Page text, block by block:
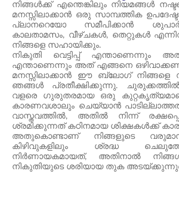
നിങ്ങൾക്ക് എന്തെങ്കിലും നിയമങ്ങൾ
മനസ്സിലാക്കാൻ ഒരു സാമ്പത്തിക
പ്ലാനറെയോ സമീപിക്കാൻ
കാലതാമസം, വീഴ്ചകൾ, തെറ്റുകൾ
നിങ്ങളെ സഹായിക്കും.
നികുതി വെട്ടിപ്പ് എന്താണെന്നും
എന്താണെന്നും അത് എങ്ങനെ
മനസ്സിലാക്കാൻ ഈ ബ്ലോഗ് നിങ്ങളെ
ഞങ്ങൾ പ്രതീക്ഷിക്കുന്നു. ചുരുക്കത്തിൽ,
വളരെ ഗുരുതരമായ ഒരു
കാരണവശാലും ചെയ്യാൻ
വാസ്തവത്തിൽ, അതിൽ നിന്ന്
ശ്രമിക്കുന്നത് കഠിനമായ ശിക്ഷകൾക്ക്
അതുകൊണ്ടാണ് നിങ്ങളുടെ
കിഴിവുകളിലും ശ്രദ്ധ
നിർണായകമായത്, അതിനാൽ
നികുതിയുടെ ശരിയായ തുക